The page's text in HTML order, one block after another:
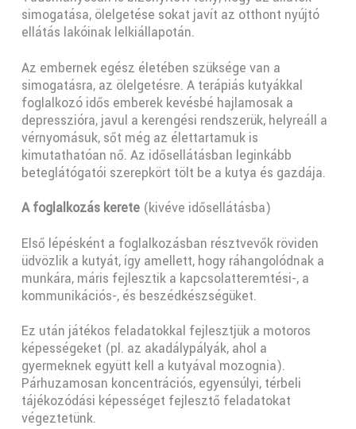
simogatása, ölelgetése sokat javít az otthont nyújtó
ellátás lakóinak lelkiállapotán.
Az embernek egész életében szüksége van a
simogatásra, az ölelgetésre. A terápiás kutyákkal
foglalkozó idős emberek kevésbé hajlamosak a
depresszióra, javul a kerengési rendszerük, helyreáll a
vérnyomásuk, sőt még az élettartamuk is
kimutathatóan nő. Az idősellátásban leginkább
beteglátógatói szerepkört tölt be a kutya és gazdája.
A foglalkozás kerete(kivéve idősellátásba)
Első lépésként a foglalkozásban résztvevők röviden
üdvözlik a kutyát, így amellett, hogy ráhangolódnak a
munkára, máris fejlesztik a kapcsolatteremtési-, a
kommunikációs-, és beszédkészségüket.
Ez után játékos feladatokkal fejlesztjük a motoros
képességeket (pl. az akadálypályák, ahol a
gyermeknek együtt kell a kutyával mozognia).
Párhuzamosan koncentrációs, egyensúlyi, térbeli
tájékozódási képességet fejlesztő feladatokat
végeztetünk.